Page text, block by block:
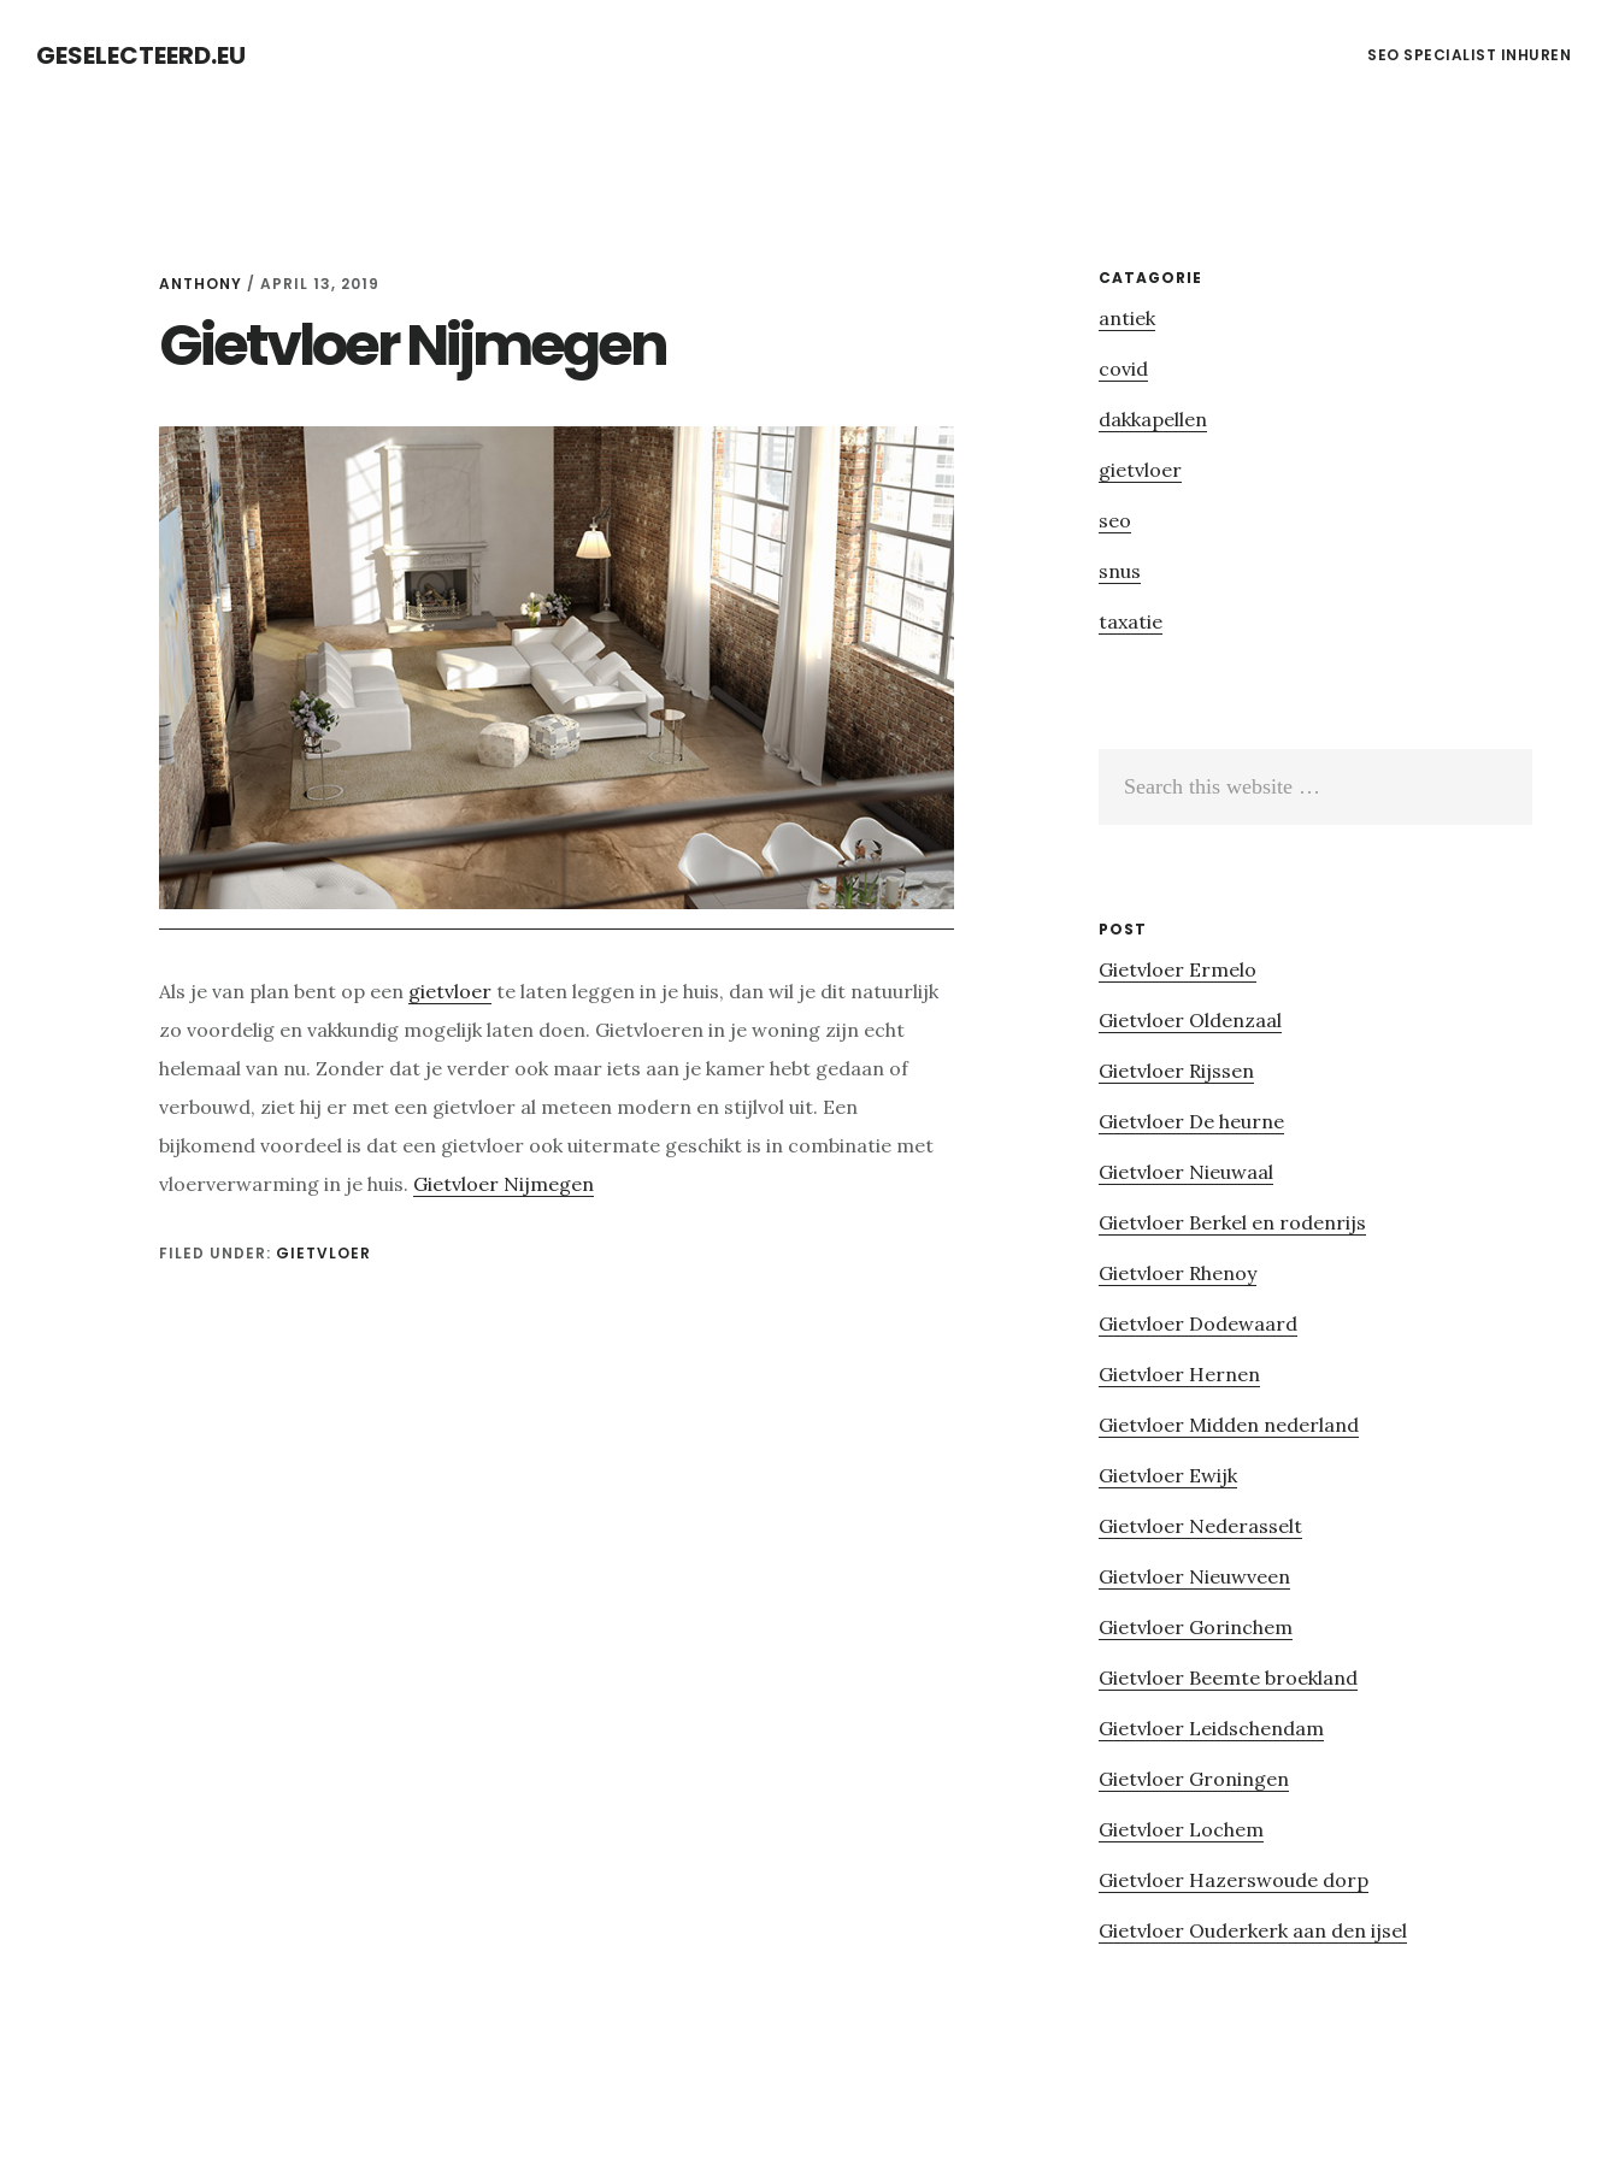
GESELECTEERD.EU SEO SPECIALIST INHUREN
ANTHONY / APRIL 13, 2019
Gietvloer Nijmegen
Als je van plan bent op een gietvloer te laten leggen in je huis, dan wil je dit natuurlijk
zo voordelig en vakkundig mogelijk laten doen. Gietvloeren in je woning zijn echt
helemaal van nu. Zonder dat je verder ook maar iets aan je kamer hebt gedaan of
verbouwd, ziet hij er met een gietvloer al meteen modern en stijlvol uit. Een
bijkomend voordeel is dat een gietvloer ook uitermate geschikt is in combinatie met
vloerverwarming in je huis. Gietvloer Nijmegen
FILED UNDER: GIETVLOER
Primary
Sidebar
CATAGORIE
antiek
covid
dakkapellen
gietvloer
seo
snus
taxatie
POST
Gietvloer Ermelo
Gietvloer Oldenzaal
Gietvloer Rijssen
Gietvloer De heurne
Gietvloer Nieuwaal
Gietvloer Berkel en rodenrijs
Gietvloer Rhenoy
Gietvloer Dodewaard
Gietvloer Hernen
Gietvloer Midden nederland
Gietvloer Ewijk
Gietvloer Nederasselt
Gietvloer Nieuwveen
Gietvloer Gorinchem
Gietvloer Beemte broekland
Gietvloer Leidschendam
Gietvloer Groningen
Gietvloer Lochem
Gietvloer Hazerswoude dorp
Gietvloer Ouderkerk aan den ijsel